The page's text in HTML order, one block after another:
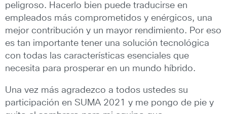
peligroso. Hacerlo bien puede traducirse en
empleados más comprometidos y enérgicos, una
mejor contribución y un mayor rendimiento. Por eso
es tan importante tener una solución tecnológica
con todas las características esenciales que
necesita para prosperar en un mundo híbrido.
Una vez más agradezco a todos ustedes su
participación en SUMA 2021 y me pongo de pie y